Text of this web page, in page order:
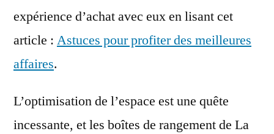
expérience d’achat avec eux en lisant cet
article : Astuces pour profiter des meilleures
affaires.
L’optimisation de l’espace est une quête
incessante, et les boîtes de rangement de La